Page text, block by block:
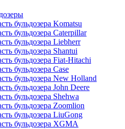
бульдозера Komatsu
бульдозера Caterpillar
бульдозера Liebherr
бульдозера Shantui
бульдозера Fiat-Hitachi
бульдозера Case
бульдозера New Holland
бульдозера John Deere
бульдозера Shehwa
бульдозера Zoomlion
бульдозера LiuGong
бульдозера XGMA